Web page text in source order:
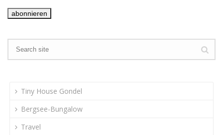
Tiny House Gondel
Bergsee-Bungalow
Travel